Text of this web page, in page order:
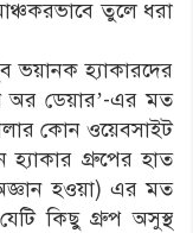
তুলে ধরা
ভয়ানক হ্যাকারদের
অর ডেয়ার’-এর মত
কোন ওয়েবসাইট
গ্রুপের হাত
হওয়া) এর মত
কিছু গ্রুপ অসুস্থ